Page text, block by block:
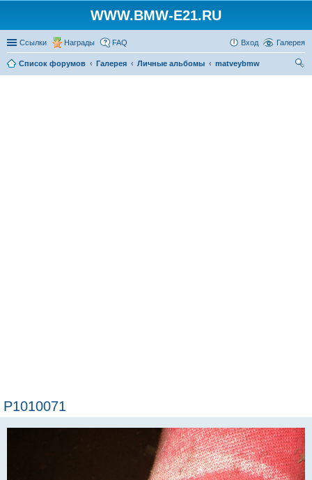
WWW.BMW-E21.RU
Ссылки Награды Галерея
FAQ Вход
Список форумов Галерея Личные альбомы
matveybmw
P1010071